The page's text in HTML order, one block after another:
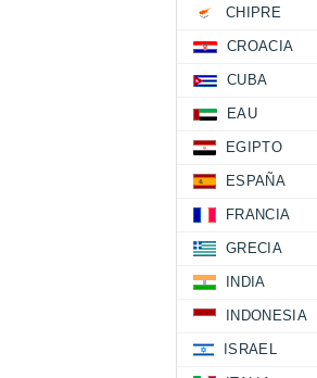
CHIPRE
CROACIA
CUBA
EAU
EGIPTO
ESPAÑA
FRANCIA
GRECIA
INDIA
INDONESIA
ISRAEL